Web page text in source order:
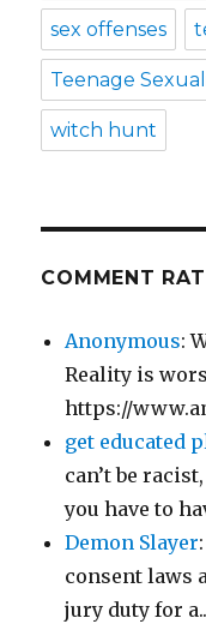
sex offenses
Teenage
witch hunt
COMMENT
Anonymous:
Reality is
https://
get educated
can’t be
you have to
Demon Slayer
consent laws
jury duty for